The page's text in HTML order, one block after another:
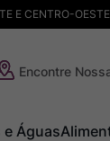
E CENTRO-
Encontre
Águas